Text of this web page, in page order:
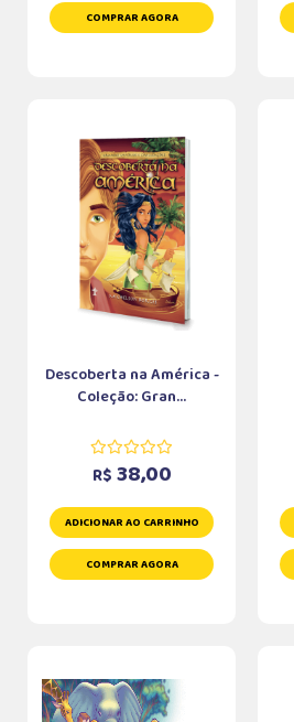
COMPRAR AGORA
Descoberta na América -
Coleção: Gran...
R$ 38,00
ADICIONAR AO CARRINHO
COMPRAR AGORA